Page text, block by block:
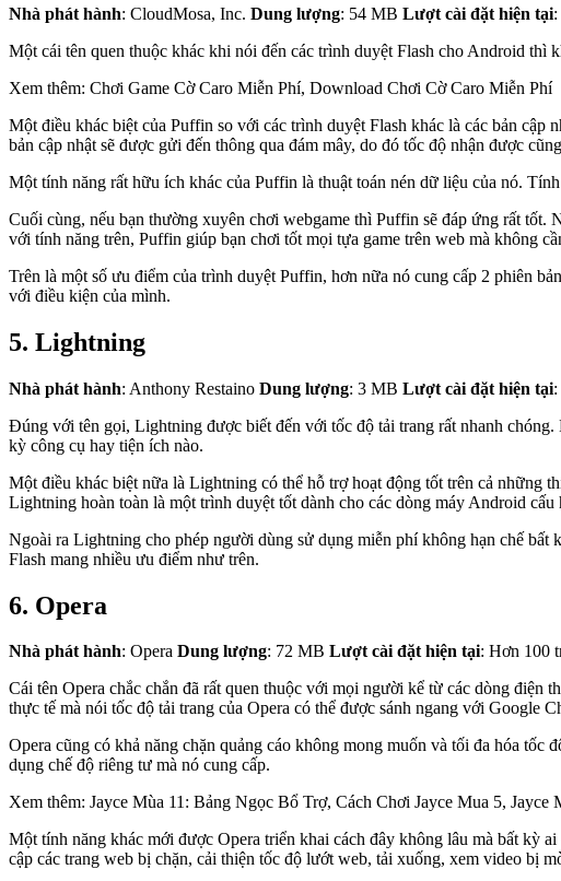
Nhà phát hành: CloudMosa, Inc. Dung lượng: 54 MB Lượt cài đặt hiện tại
Một cái tên quen thuộc khác khi nói đến các trình duyệt Flash cho Android
Xem thêm: Chơi Game Cờ Caro Miễn Phí, Download Chơi Cờ Caro Miễn Phí
Một điều khác biệt của Puffin so với các trình duyệt Flash khác là các bản
bản cập nhật sẽ được gửi đến thông qua đám mây, do đó tốc độ nhận được
Một tính năng rất hữu ích khác của Puffin là thuật toán nén dữ liệu của nó.
Cuối cùng, nếu bạn thường xuyên chơi webgame thì Puffin sẽ đáp ứng rất
với tính năng trên, Puffin giúp bạn chơi tốt mọi tựa game trên web mà không
Trên là một số ưu điểm của trình duyệt Puffin, hơn nữa nó cung cấp 2 phiên
với điều kiện của mình.
5. Lightning
Nhà phát hành: Anthony Restaino Dung lượng: 3 MB Lượt cài đặt hiện tại
Đúng với tên gọi, Lightning được biết đến với tốc độ tải trang rất nhanh
kỳ công cụ hay tiện ích nào.
Một điều khác biệt nữa là Lightning có thể hỗ trợ hoạt động tốt trên cả những
Lightning hoàn toàn là một trình duyệt tốt dành cho các dòng máy Android cấu
Ngoài ra Lightning cho phép người dùng sử dụng miễn phí không hạn chế
Flash mang nhiều ưu điểm như trên.
6. Opera
Nhà phát hành: Opera Dung lượng: 72 MB Lượt cài đặt hiện tại: Hơn 100
Cái tên Opera chắc chắn đã rất quen thuộc với mọi người kể từ các dòng
thực tế mà nói tốc độ tải trang của Opera có thể được sánh ngang với Google
Opera cũng có khả năng chặn quảng cáo không mong muốn và tối đa hóa
dụng chế độ riêng tư mà nó cung cấp.
Xem thêm: Jayce Mùa 11: Bảng Ngọc Bổ Trợ, Cách Chơi Jayce Mua 5,
Một tính năng khác mới được Opera triển khai cách đây không lâu mà bất kỳ
cập các trang web bị chặn, cải thiện tốc độ lướt web, tải xuống, xem video bị